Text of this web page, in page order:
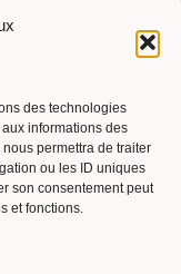
des technologies
informations des
permettra de traiter
ou les ID uniques
son consentement peut
et fonctions.